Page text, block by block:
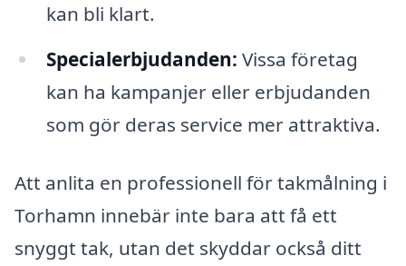
kan bli klart.
Specialerbjudanden: Vissa företag
kan ha kampanjer eller erbjudanden
som gör deras service mer attraktiva.
Att anlita en professionell för takmålning i
Torhamn innebär inte bara att få ett
snyggt tak, utan det skyddar också ditt